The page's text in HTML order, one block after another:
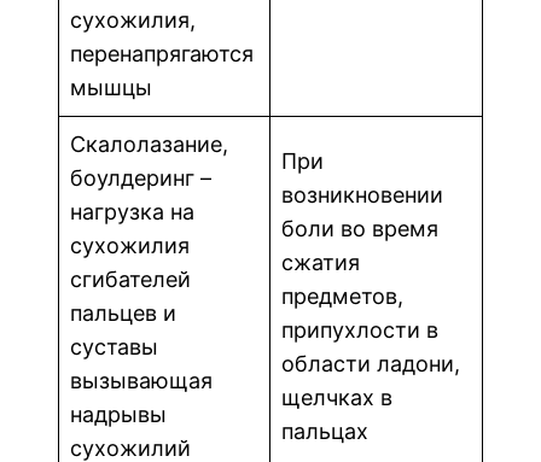
сухожилия,
перенапрягаются
мышцы
Скалолазание,
боулдеринг –
нагрузка на
сухожилия
сгибателей
пальцев и
суставы
вызывающая
надрывы
сухожилий
При
возникновении
боли во время
сжатия
предметов,
припухлости в
области ладони,
щелчках в
пальцах